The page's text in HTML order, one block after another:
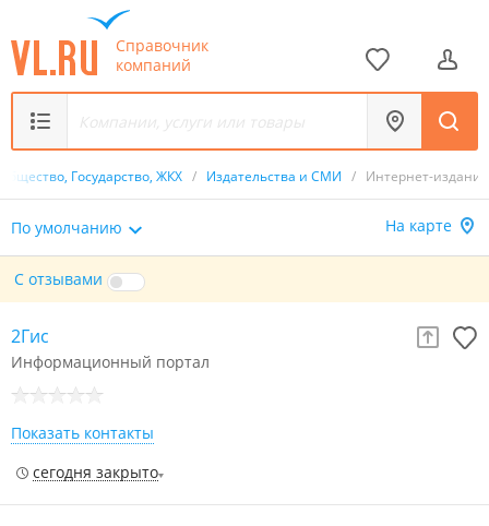
Справочник
компаний
Общество, Государство, ЖКХ / Издательства и СМИ / Интернет-издания
По умолчанию На карте
С отзывами
2Гис
Информационный портал
Показать контакты
сегодня закрыто